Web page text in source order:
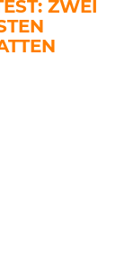
ZWEI